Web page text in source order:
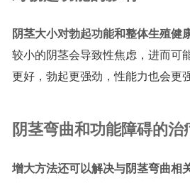
阴茎大小对勃起功能和整体生殖健
较小的阴茎会导致性焦虑，进而可
更好，勃起更强劲，性能力也会更强
阴茎弯曲和功能障碍的治
增大方法还可以解决与阴茎弯曲相